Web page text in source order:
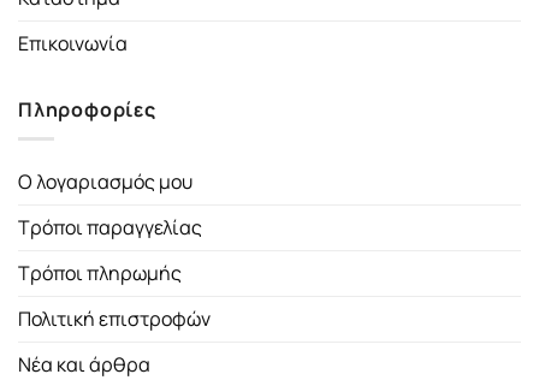
Επικοινωνία
Πληροφορίες
Ο λογαριασμός μου
Τρόποι παραγγελίας
Τρόποι πληρωμής
Πολιτική επιστροφών
Νέα και άρθρα